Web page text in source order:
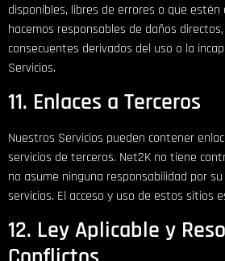
disponibles, libres de errores o que
hacemos responsables de daños
consecuentes derivados del uso o la
Servicios.
11. Enlaces a Terceros
Nuestros Servicios pueden contener
servicios de terceros. Net2K no tiene
no asume ninguna responsabilidad por
servicios. El acceso y uso de estos sitios
12. Ley Aplicable y